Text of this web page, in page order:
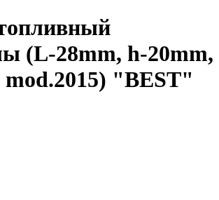
(L-28mm, h-20mm,
"BEST"